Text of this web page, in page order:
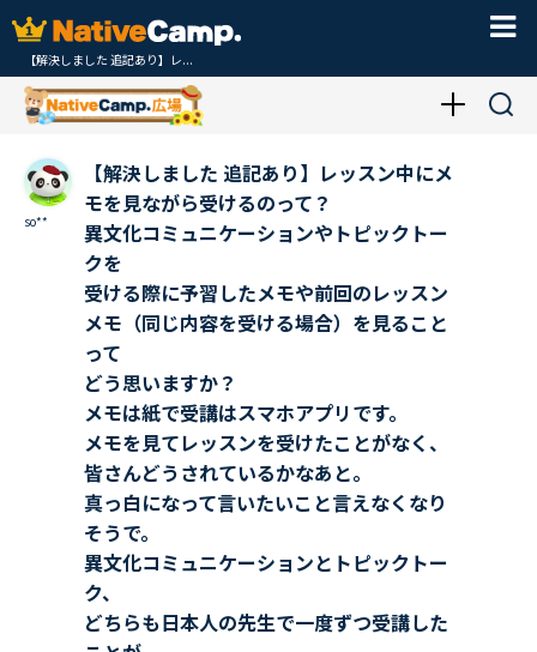
【解決しました 追記あり】レ...
so**
【解決しました 追記あり】レッスン中にメ
モを見ながら受けるのって？
異文化コミュニケーションやトピックトー
クを
受ける際に予習したメモや前回のレッスン
メモ（同じ内容を受ける場合）を見ること
って
どう思いますか？
メモは紙で受講はスマホアプリです。
メモを見てレッスンを受けたことがなく、
皆さんどうされているかなあと。
真っ白になって言いたいこと言えなくなり
そうで。
異文化コミュニケーションとトピックトー
ク、
どちらも日本人の先生で一度ずつ受講した